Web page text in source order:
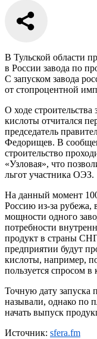
В Тульской области
в России завода по
С запуском завода
от стопроцентной
О ходе
кислоты отчитался
председатель
Федорищев. В
строительство
«Узловая», что
льгот участника ОЭЗ.
На данный момент
Россию из-за рубежа,
мощности одного
потребности
продукт в страны
предприятии будут
кислоты, например,
пользуется спросом
Точную дату запуска
называли, однако по
начать выпуск
Источник: sfera.fm